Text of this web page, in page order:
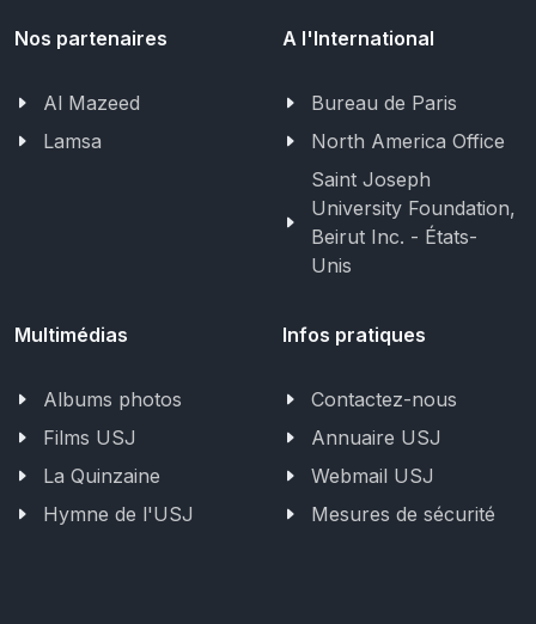
Nos partenaires
Al Mazeed
Lamsa
A l'International
Bureau de Paris
North America Office
Saint Joseph
University Foundation,
Beirut Inc. - États-
Unis
Multimédias
Albums photos
Films USJ
La Quinzaine
Hymne de l'USJ
Infos pratiques
Contactez-nous
Annuaire USJ
Webmail USJ
Mesures de sécurité